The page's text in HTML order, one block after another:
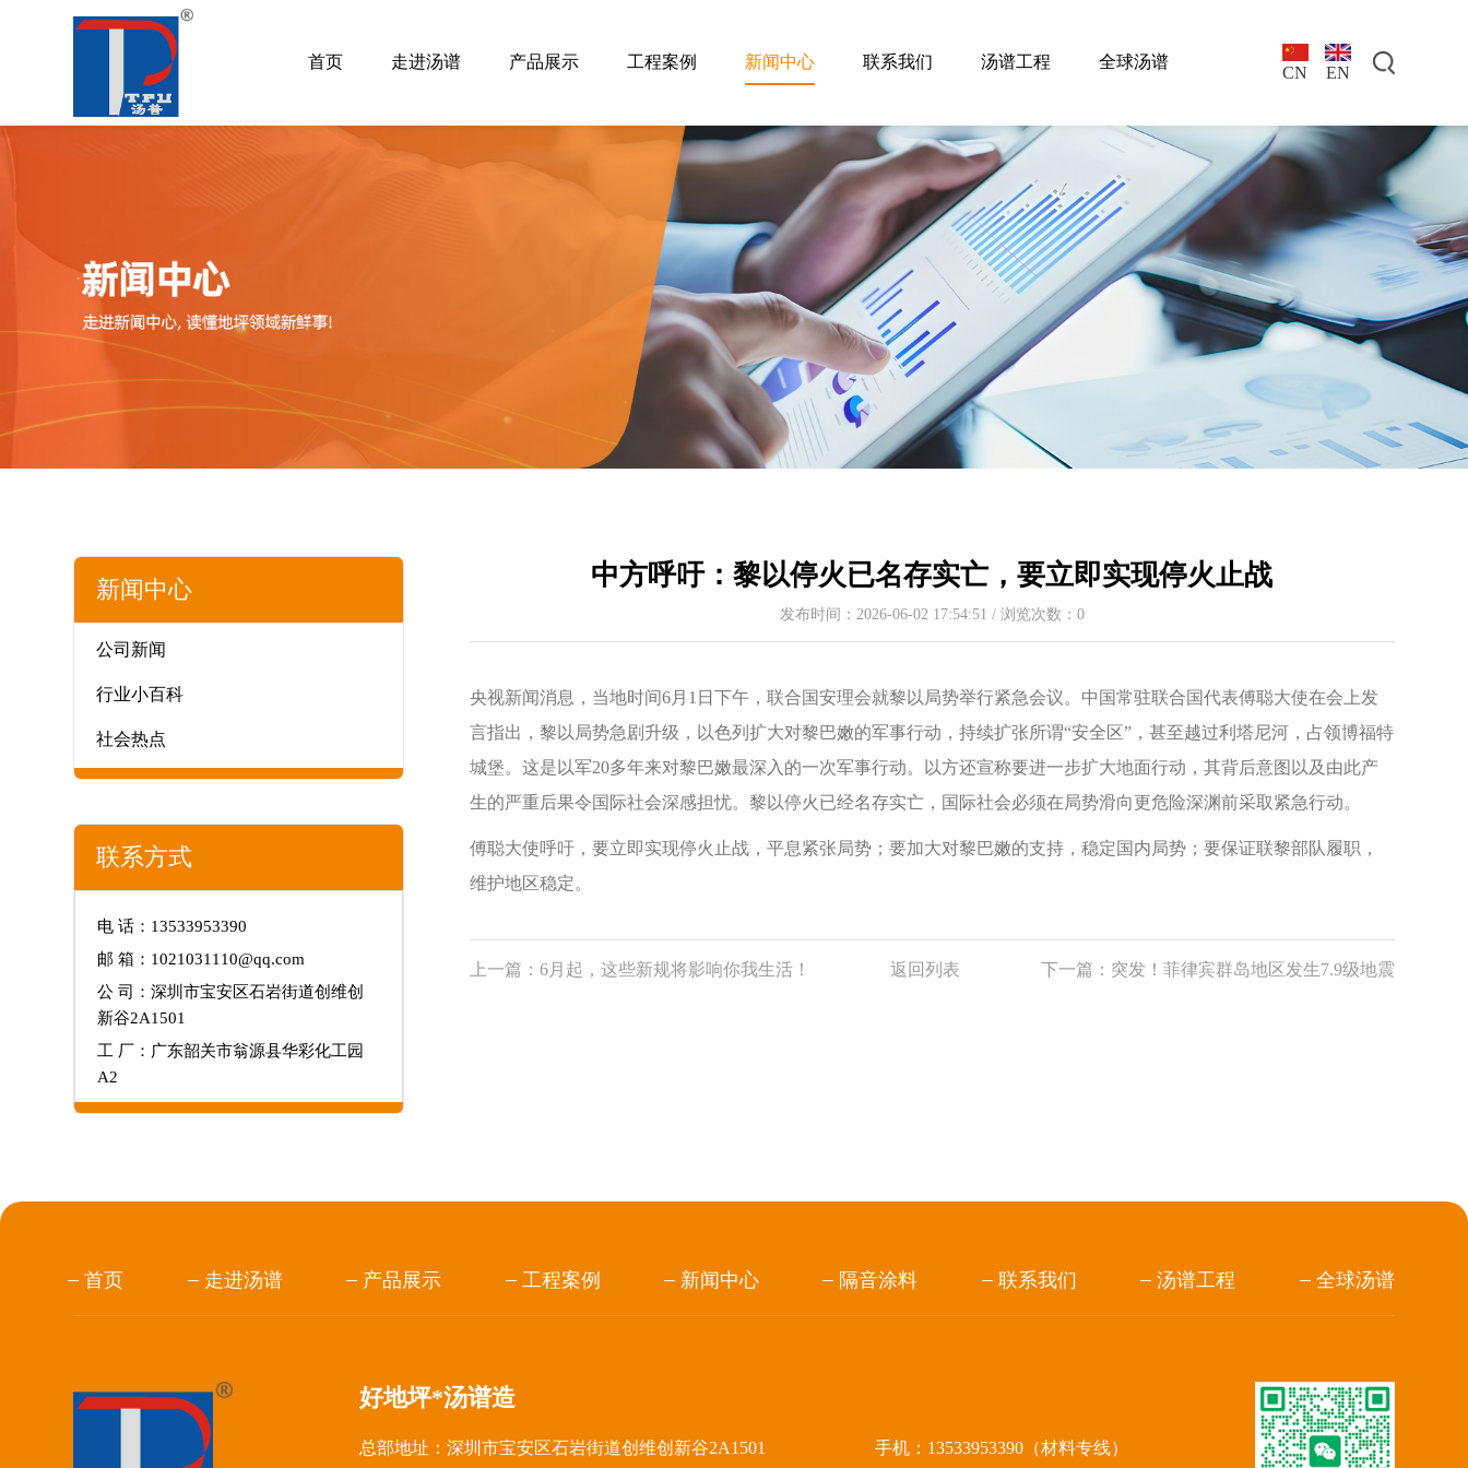
首页 走进汤谱 产品展示 工程案例 新闻中心 联系我们 汤谱工程 全球汤谱
CN EN
新闻中心
公司新闻
行业小百科
社会热点
联系方式
电 话：13533953390
邮 箱：1021031110@qq.com
公 司：深圳市宝安区石岩街道创维创
新谷2A1501
工 厂：广东韶关市翁源县华彩化工园
A2
中方呼吁：黎以停火已名存实亡，要立即实现停火止战
发布时间：2026-06-02 17:54:51 / 浏览次数： 0
央视新闻消息，当地时间6月1日下午，联合国安理会就黎以局势举行紧急会议。中国常驻联合国代表傅聪大使在会上发
言指出，黎以局势急剧升级，以色列扩大对黎巴嫩的军事行动，持续扩张所谓“安全区”，甚至越过利塔尼河，占领博福特
城堡。这是以军20多年来对黎巴嫩最深入的一次军事行动。以方还宣称要进一步扩大地面行动，其背后意图以及由此产
生的严重后果令国际社会深感担忧。黎以停火已经名存实亡，国际社会必须在局势滑向更危险深渊前采取紧急行动。
傅聪大使呼吁，要立即实现停火止战，平息紧张局势；要加大对黎巴嫩的支持，稳定国内局势；要保证联黎部队履职，
维护地区稳定。
上一篇：6月起，这些新规将影响你我生活！ 返回列表 下一篇： 突发！菲律宾群岛地区发生7.9级地震
首页 走进汤谱 产品展示 工程案例 新闻中心 隔音涂料 联系我们 汤谱工程 全球汤谱
好地坪*汤谱造
总部地址：深圳市宝安区石岩街道创维创新谷2A1501 手机：13533953390（材料专线）